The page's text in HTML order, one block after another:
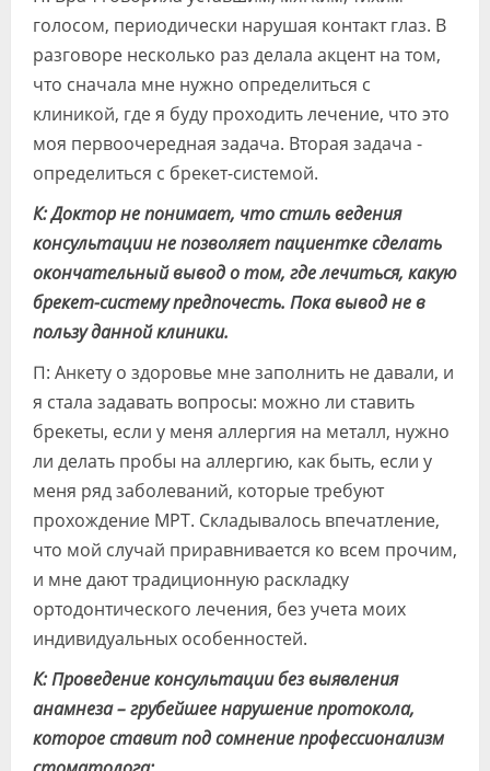
голосом, периодически нарушая контакт глаз. В
разговоре несколько раз делала акцент на том,
что сначала мне нужно определиться с
клиникой, где я буду проходить лечение, что это
моя первоочередная задача. Вторая задача -
определиться с брекет-системой.
К: Доктор не понимает, что стиль ведения
консультации не позволяет пациентке сделать
окончательный вывод о том, где лечиться, какую
брекет-систему предпочесть. Пока вывод не в
пользу данной клиники.
П: Анкету о здоровье мне заполнить не давали, и
я стала задавать вопросы: можно ли ставить
брекеты, если у меня аллергия на металл, нужно
ли делать пробы на аллергию, как быть, если у
меня ряд заболеваний, которые требуют
прохождение МРТ. Складывалось впечатление,
что мой случай приравнивается ко всем прочим,
и мне дают традиционную раскладку
ортодонтического лечения, без учета моих
индивидуальных особенностей.
К: Проведение консультации без выявления
анамнеза – грубейшее нарушение протокола,
которое ставит под сомнение профессионализм